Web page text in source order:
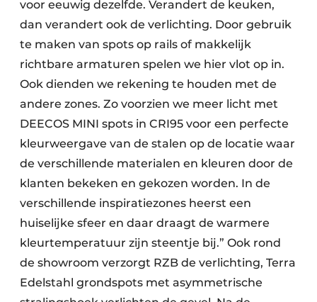
voor eeuwig dezelfde. Verandert de keuken,
dan verandert ook de verlichting. Door gebruik
te maken van spots op rails of makkelijk
richtbare armaturen spelen we hier vlot op in.
Ook dienden we rekening te houden met de
andere zones. Zo voorzien we meer licht met
DEECOS MINI spots in CRI95 voor een perfecte
kleurweergave van de stalen op de locatie waar
de verschillende materialen en kleuren door de
klanten bekeken en gekozen worden. In de
verschillende inspiratiezones heerst een
huiselijke sfeer en daar draagt de warmere
kleurtemperatuur zijn steentje bij.” Ook rond
de showroom verzorgt RZB de verlichting, Terra
Edelstahl grondspots met asymmetrische